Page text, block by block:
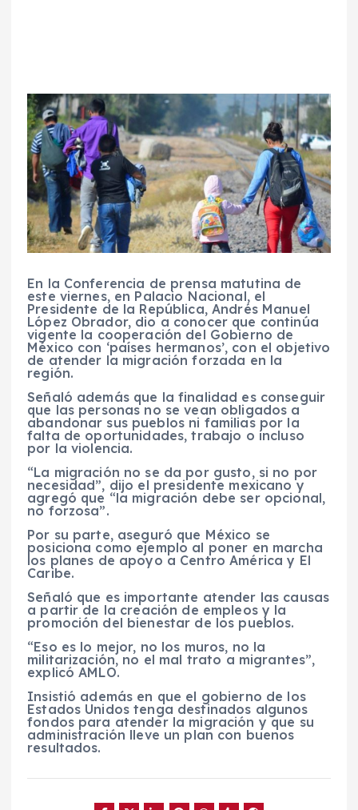
En la Conferencia de prensa matutina de
este viernes, en Palacio Nacional, el
Presidente de la República, Andrés Manuel
López Obrador, dio a conocer que continúa
vigente la cooperación del Gobierno de
México con ‘países hermanos’, con el objetivo
de atender la migración forzada en la
región.
Señaló además que la finalidad es conseguir
que las personas no se vean obligados a
abandonar sus pueblos ni familias por la
falta de oportunidades, trabajo o incluso
por la violencia.
“La migración no se da por gusto, si no por
necesidad”, dijo el presidente mexicano y
agregó que “la migración debe ser opcional,
no forzosa”.
Por su parte, aseguró que México se
posiciona como ejemplo al poner en marcha
los planes de apoyo a Centro América y El
Caribe.
Señaló que es importante atender las causas
a partir de la creación de empleos y la
promoción del bienestar de los pueblos.
“Eso es lo mejor, no los muros, no la
militarización, no el mal trato a migrantes”,
explicó AMLO.
Insistió además en que el gobierno de los
Estados Unidos tenga destinados algunos
fondos para atender la migración y que su
administración lleve un plan con buenos
resultados.